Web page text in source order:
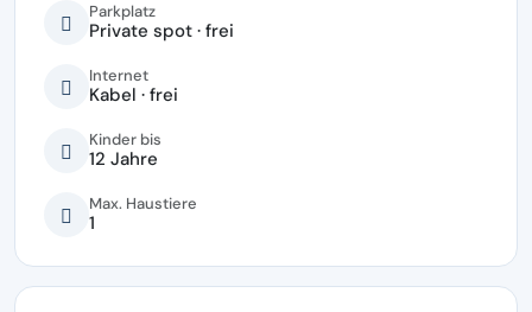
Parkplatz
Private spot · frei
Internet
Kabel · frei
Kinder bis
12 Jahre
Max. Haustiere
1